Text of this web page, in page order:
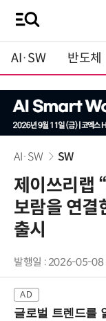
AI·SW 반도체
AI·SW SW
제이쓰리랩
보람을 연
출시
발행일 : 2026-05-
글로벌 트렌드를 읽고, 내 역